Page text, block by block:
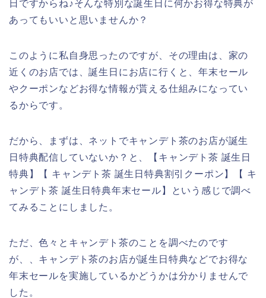
日ですからね♪そんな特別な誕生日に何かお得な特典が
あってもいいと思いませんか？
このように私自身思ったのですが、その理由は、家の
近くのお店では、誕生日にお店に行くと、年末セール
やクーポンなどお得な情報が貰える仕組みになってい
るからです。
だから、まずは、ネットでキャンデト茶のお店が誕生
日特典配信していないか？と、【キャンデト茶 誕生日
特典】【 キャンデト茶 誕生日特典割引クーポン】【 キ
ャンデト茶 誕生日特典年末セール】という感じで調べ
てみることにしました。
ただ、色々とキャンデト茶のことを調べたのです
が、、キャンデト茶のお店が誕生日特典などでお得な
年末セールを実施しているかどうかは分かりませんで
した。